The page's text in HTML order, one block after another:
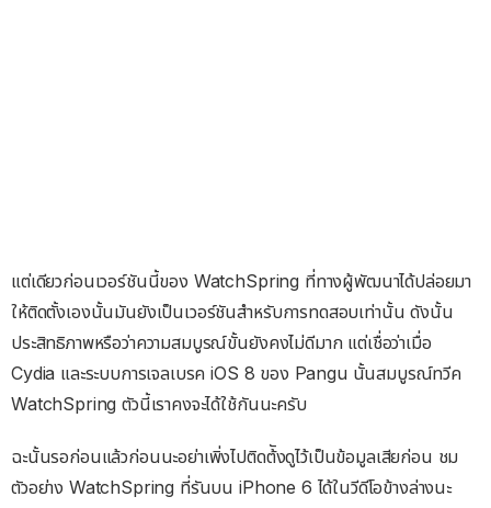
แต่เดียวก่อนเวอร์ชันนี้ของ WatchSpring ที่ทางผู้พัฒนาได้ปล่อยมา
ให้ติดตั้งเองนั้นมันยังเป็นเวอร์ชันสำหรับการทดสอบเท่านั้น ดังนั้น
ประสิทธิภาพหรือว่าความสมบูรณ์ขั้นยังคงไม่ดีมาก แต่เชื่อว่าเมื่อ
Cydia และระบบการเจลเบรค iOS 8 ของ Pangu นั้นสมบูรณ์ทวีค
WatchSpring ตัวนี้เราคงจะได้ใช้กันนะครับ
ฉะนั้นรอก่อนแล้วก่อนนะอย่าเพิ่งไปติดต้ังดูไว้เป็นข้อมูลเสียก่อน ชม
ตัวอย่าง WatchSpring ที่รันบน iPhone 6 ได้ในวีดีโอข้างล่างนะ